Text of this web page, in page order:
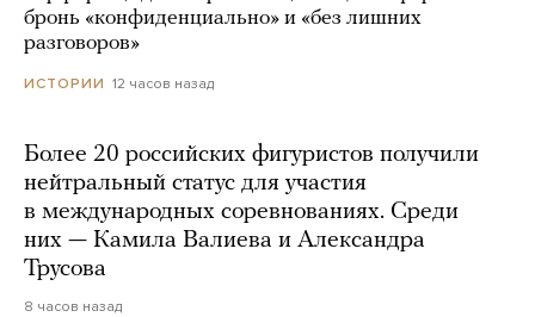
бронь «конфиденциально» и «без лишних
разговоров»
ИСТОРИИ 12 часов назад
Более 20 российских фигуристов получили
нейтральный статус для участия
в международных соревнованиях. Среди
них — Камила Валиева и Александра
Трусова
8 часов назад